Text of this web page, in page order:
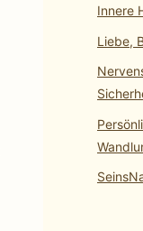
Innere
Liebe,